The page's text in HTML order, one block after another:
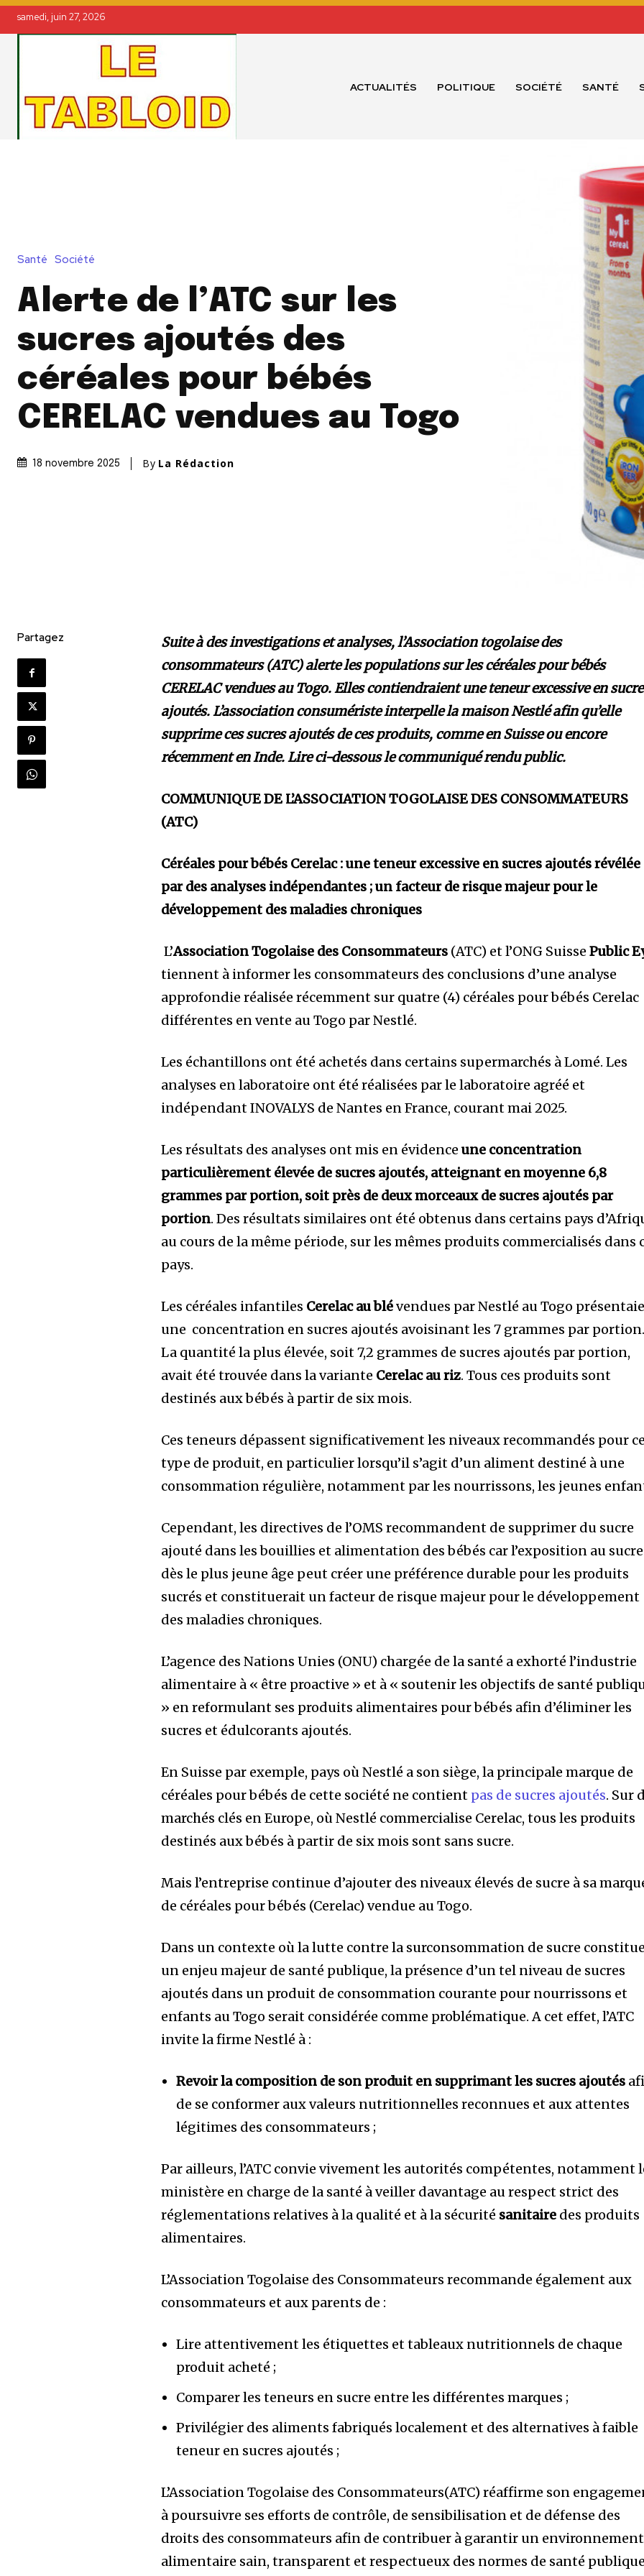
samedi, juin 27, 2026
ACTUALITÉS POLITIQUE SOCIÉTÉ SANTÉ
Santé Société
Alerte de l’ATC sur les
sucres ajoutés des
céréales pour bébés
CERELAC vendues au Togo
18 novembre 2025 By La Rédaction
Partagez
Suite à des investigations et analyses, l’Association togolaise des
consommateurs (ATC) alerte les populations sur les céréales pour bébés
CERELAC vendues au Togo. Elles contiendraient une teneur excessive en
ajoutés. L’association consuméristeinterpelle la maison Nestlé afin qu’elle
supprime ces sucres ajoutés de ces produits, comme en Suisse ou encore
récemment en Inde. Lire ci-dessous le communiqué rendu public.
COMMUNIQUE DE L’ASSOCIATION TOGOLAISE DES CONSOMMATEURS
(ATC)
Céréales pour bébés Cerelac : une teneur excessive en sucres ajoutés révélée
par des analyses indépendantes ; un facteur de risque majeur pour le
développement des maladies chroniques
L’Association Togolaise des Consommateurs (ATC) et l’ONG SuissePublic
tiennent à informer les consommateurs des conclusions d’une analyse
approfondie réalisée récemment sur quatre (4) céréales pour bébés Cerelac
différentes en vente au Togo par Nestlé.
Les échantillons ont été achetés dans certains supermarchés à Lomé. Les
analyses en laboratoire ont été réalisées par le laboratoire agréé et
indépendant INOVALYS de Nantes en France, courant mai 2025.
Les résultats des analyses ont mis en évidenceune concentration
particulièrement élevée de sucres ajoutés, atteignant en moyenne 6,8
grammes par portion, soit près de deux morceaux de sucres ajoutés par
portion. Des résultats similaires ont été obtenus dans certains pays
au cours de la même période, sur les mêmes produits commercialisés dans
pays.
Les céréales infantiles Cerelac au blévendues par Nestlé au Togo
une concentration en sucres ajoutés avoisinant les 7 grammes par portion.
La quantité la plus élevée, soit 7,2 grammes de sucres ajoutés par portion,
avait été trouvée dans la variante Cerelac au riz. Tous ces produits sont
destinés aux bébés à partir de six mois.
Ces teneurs dépassent significativement les niveaux recommandés pour ce
type de produit, en particulier lorsqu’il s’agit d’un aliment destiné à une
consommation régulière, notamment par les nourrissons, les jeunes
Cependant, les directives de l’OMS recommandent de supprimer du sucre
ajouté dans les bouillies et alimentation des bébés car l’exposition au sucre
dès le plus jeune âge peut créer une préférence durable pour les produits
sucrés et constituerait un facteur de risque majeur pour le développement
des maladies chroniques.
L’agence des Nations Unies (ONU) chargée de la santé a exhorté l’industrie
alimentaire à « être proactive » et à « soutenir les objectifs de santé
» en reformulant ses produits alimentaires pour bébés afin d’éliminer les
sucres et édulcorants ajoutés.
En Suisse par exemple, pays où Nestlé a son siège, la principale marque de
céréales pour bébés de cette société ne contient pas de sucres ajoutés. Sur
marchés clés en Europe, où Nestlé commercialise Cerelac, tous les produits
destinés aux bébés à partir de six mois sont sans sucre.
Mais l’entreprise continue d’ajouter des niveaux élevés de sucre à sa
de céréales pour bébés (Cerelac) vendue au Togo.
Dans un contexte où la lutte contre la surconsommation de sucre constitue
un enjeu majeur de santé publique, la présence d’un tel niveau de sucres
ajoutés dans un produit de consommation courante pour nourrissons et
enfants au Togo serait considérée comme problématique. A cet effet, l’ATC
invite la firme Nestlé à :
Revoir la composition de son produit en supprimant les sucres ajoutés
de se conformer aux valeurs nutritionnelles reconnues et aux attentes
légitimes des consommateurs ;
Par ailleurs, l’ATC convie vivement les autorités compétentes, notamment
ministère en charge de la santé à veiller davantage au respect strict des
réglementations relatives à la qualité et à la sécurité sanitaire des produits
alimentaires.
L’Association Togolaise des Consommateurs recommande également aux
consommateurs et aux parents de :
Lire attentivement les étiquettes et tableaux nutritionnels de chaque
produit acheté ;
Comparer les teneurs en sucre entre les différentes marques ;
Privilégier des aliments fabriqués localement et des alternatives à faible
teneur en sucres ajoutés ;
L’Association Togolaise des Consommateurs(ATC) réaffirme son
à poursuivre ses efforts de contrôle, de sensibilisation et de défense des
droits des consommateurs afin de contribuer à garantir un environnement
alimentaire sain, transparent et respectueux des normes de santé